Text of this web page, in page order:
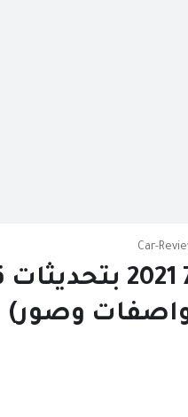
Car-
بورش 718 2021
وصور)